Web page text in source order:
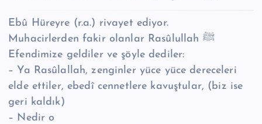
Ebû Hüreyre (r.a.) rivayet ediyor.
Muhacirlerden fakir olanlar Rasûlullah ﷺ
Efendimize geldiler ve şöyle dediler:
– Ya Rasûlallah, zenginler yüce yüce dereceleri
elde ettiler, ebedî cennetlere kavuştular, (biz ise
geri kaldık)
– Nedir o